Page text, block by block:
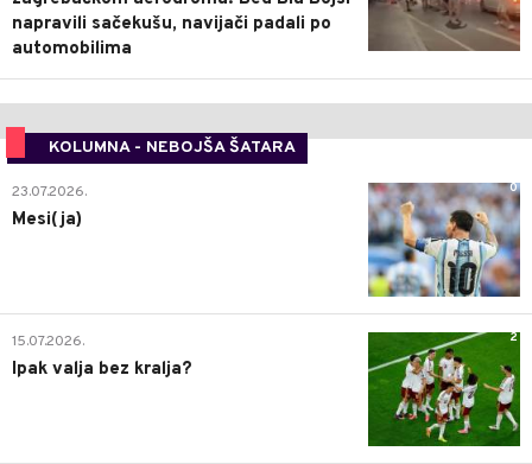
napravili sačekušu, navijači padali po
automobilima
KOLUMNA - NEBOJŠA ŠATARA
0
23.07.2026.
Mesi(ja)
2
15.07.2026.
Ipak valja bez kralja?